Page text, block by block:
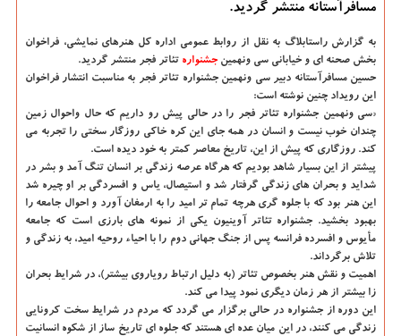
مسافرآستانه منتشر گردید.
به گزارش راستابلاگ به نقل از روابط عمومی اداره کل هنرهای نمایشی، فراخوان
بخش صحنه ای و خیابانی سی ونهمین جشنواره تئاتر فجر منتشر گردید.
حسین مسافرآستانه دبیر سی ونهمین جشنواره تئاتر فجر به مناسبت انتشار فراخوان
این رویداد چنین نوشته است:
«سی ونهمین جشنواره تئاتر فجر را در حالی پیش رو داریم که حال واحوال زمین
چندان خوب نیست و انسان در همه جای این کره خاکی روزگار سختی را تجربه می
کند. روزگاری که پیش از این، تاریخ معاصر کمتر به خود دیده است.
پیشتر از این بسیار شاهد بودیم که هرگاه عرصه زندگی بر انسان تنگ آمد و بشر در
شداید و بحران های زندگی گرفتار شد و استیصال، یاس و افسردگی بر او چیره شد
این هنر بود که با جلوه گری هرچه تمام تر امید را به ارمغان آورد و احوال جامعه را
بهبود بخشید. جشنواره تئاتر آوینیون یکی از نمونه های بارزی است که جامعه
مأیوس و افسرده فرانسه پس از جنگ جهانی دوم را با احیاء روحیه امید، به زندگی و
تلاش برگرداند.
اهمیت و نقش هنر بخصوص تئاتر (به دلیل ارتباط رویاروی بیشتر)، در شرایط بحران
زا بیشتر از هر زمان دیگری نمود پیدا می کند.
این دوره از جشنواره در حالی برگزار می گردد که مردم در شرایط سخت کرونایی
زندگی می کنند، در این میان عده ای هستند که جلوه ای تاریخ ساز از شکوه انسانیت